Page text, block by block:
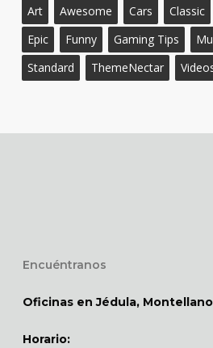
Art Awesome Cars Classic
Epic
Funny Gaming Tips
Standard
ThemeNectar
Encuéntranos
Oficinas en Jédula,
Horario: